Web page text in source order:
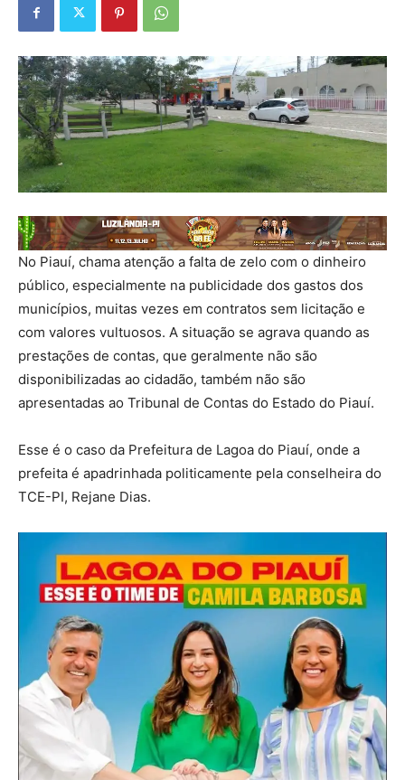
No Piauí, chama atenção a falta de zelo com o dinheiro
público, especialmente na publicidade dos gastos dos
municípios, muitas vezes em contratos sem licitação e
com valores vultuosos. A situação se agrava quando as
prestações de contas, que geralmente não são
disponibilizadas ao cidadão, também não são
apresentadas ao Tribunal de Contas do Estado do Piauí.
Esse é o caso da Prefeitura de Lagoa do Piauí, onde a
prefeita é apadrinhada politicamente pela conselheira do
TCE-PI, Rejane Dias.